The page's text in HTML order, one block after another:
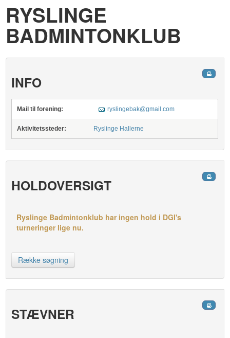
RYSLINGE
BADMINTONKLUB
INFO
Mail til forening: ryslingebak@gmail.com
Aktivitetssteder: Ryslinge Hallerne
HOLDOVERSIGT
Ryslinge Badmintonklub har ingen hold i DGI's
turneringer lige nu.
Række søgning
STÆVNER